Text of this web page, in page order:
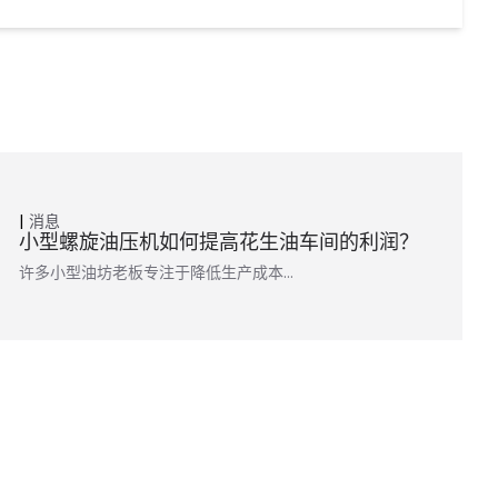
消息
小型螺旋油压机如何提高花生油车间的利润？
许多小型油坊老板专注于降低生产成本…